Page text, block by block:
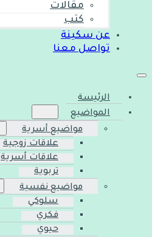
مقالات
كتب
عن سكينة
تواصل معنا
الرئيسة
المواضيع
مواضيع أسرية
علاقات زوجية
علاقات أسرية
تربوية
مواضيع نفسية
سلوكي
فكري
حيوي